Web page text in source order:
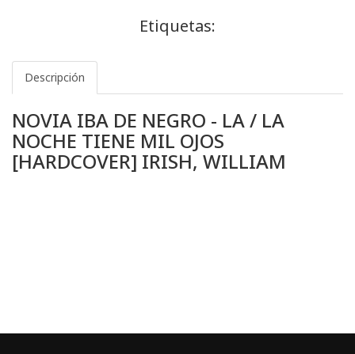
Etiquetas:
Descripción
NOVIA IBA DE NEGRO - LA / LA
NOCHE TIENE MIL OJOS
[HARDCOVER] IRISH, WILLIAM